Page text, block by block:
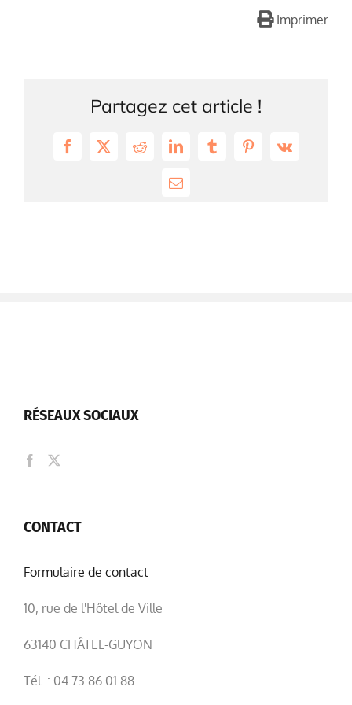
Imprimer
Partagez cet article !
Facebook
X RedditLinkedInTumblrPinterest
Vk
Email
RÉSEAUX SOCIAUX
CONTACT
Formulaire de contact
10, rue de l'Hôtel de Ville
63140 CHÂTEL-GUYON
Tél. : 04 73 86 01 88